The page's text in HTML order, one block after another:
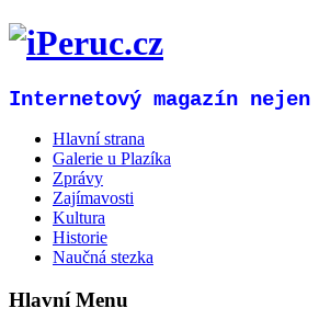
Internetový magazín
Hlavní strana
Galerie u Plazíka
Zprávy
Zajímavosti
Kultura
Historie
Naučná stezka
Hlavní Menu